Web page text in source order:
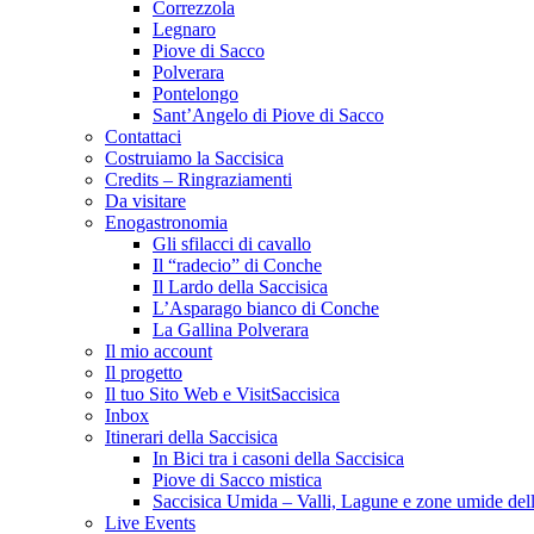
Correzzola
Legnaro
Piove di Sacco
Polverara
Pontelongo
Sant’Angelo di Piove di Sacco
Contattaci
Costruiamo la Saccisica
Credits – Ringraziamenti
Da visitare
Enogastronomia
Gli sfilacci di cavallo
Il “radecio” di Conche
Il Lardo della Saccisica
L’Asparago bianco di Conche
La Gallina Polverara
Il mio account
Il progetto
Il tuo Sito Web e VisitSaccisica
Inbox
Itinerari della Saccisica
In Bici tra i casoni della Saccisica
Piove di Sacco mistica
Saccisica Umida – Valli, Lagune e zone umide
Live Events